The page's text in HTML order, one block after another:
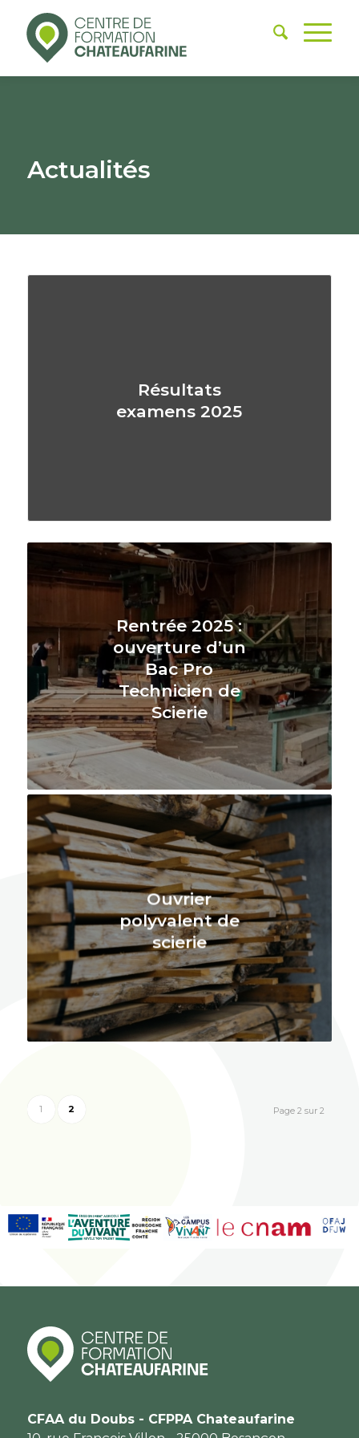
Actualités
Résultats
examens 2025
Rentrée 2025 :
ouverture d’un
Bac Pro
Technicien de
Scierie
Ouvrier
polyvalent de
scierie
Page 2 sur 2
1 2
CFAA du Doubs - CFPPA Chateaufarine